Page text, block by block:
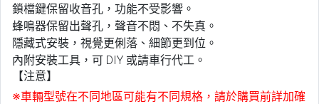
鎖檔鍵保留收音孔，功能不受影響。
蜂鳴器保留出聲孔，聲音不悶、不失真。
隱藏式安裝，視覺更俐落、細節更到位。
內附安裝工具，可 DIY 或請車行代工。
【注意】
※車輛型號在不同地區可能有不同規格，請於購買前詳加確